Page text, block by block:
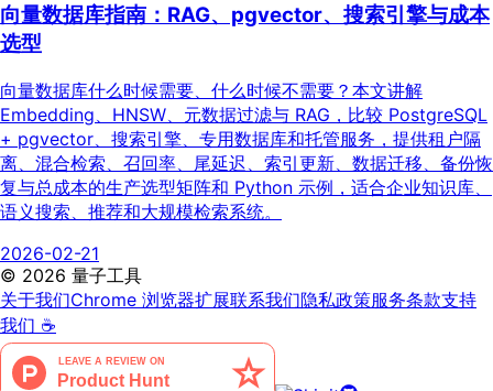
向量数据库指南：RAG、pgvector、搜索引擎与成本
选型
向量数据库什么时候需要、什么时候不需要？本文讲解
Embedding、HNSW、元数据过滤与 RAG，比较 PostgreSQL
+ pgvector、搜索引擎、专用数据库和托管服务，提供租户隔
离、混合检索、召回率、尾延迟、索引更新、数据迁移、备份恢
复与总成本的生产选型矩阵和 Python 示例，适合企业知识库、
语义搜索、推荐和大规模检索系统。
2026-02-21
© 2026 量子工具
关于我们Chrome 浏览器扩展联系我们隐私政策服务条款支持
我们 ☕